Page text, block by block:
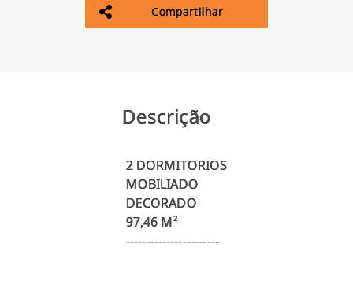
Compartilhar
Descrição
2 DORMITORIOS
MOBILIADO
DECORADO
97,46 M²
-----------------------